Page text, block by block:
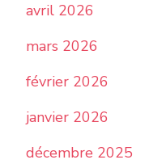
avril 2026
mars 2026
février 2026
janvier 2026
décembre 2025